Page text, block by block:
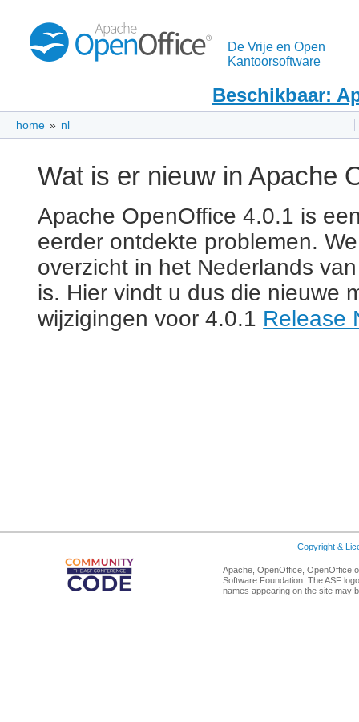
De Vrije en Open
Kantoorsoftware
Beschikbaar:
home » nl
Wat is er nieuw in Apache
Apache OpenOffice 4.0.1 is
eerder ontdekte problemen.
overzicht in het Nederlands
is. Hier vindt u dus die nieuwe
wijzigingen voor 4.0.1 Release
Copyright &
Apache, OpenOffice,
Software Foundation. The ASF
names appearing on the site may